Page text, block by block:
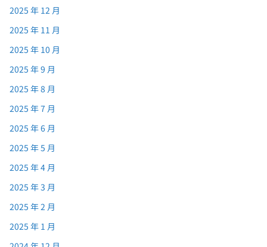
2025 年 12 月
2025 年 11 月
2025 年 10 月
2025 年 9 月
2025 年 8 月
2025 年 7 月
2025 年 6 月
2025 年 5 月
2025 年 4 月
2025 年 3 月
2025 年 2 月
2025 年 1 月